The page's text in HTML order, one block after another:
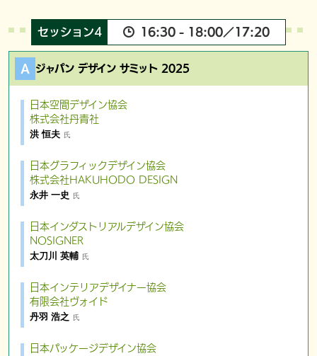
セッション4 16:30 - 18:00／17:20
ジャパン デザイン サミット 2025
日本空間デザイン協会
株式会社丹青社
洪 恒夫 氏
日本グラフィックデザイン協会
株式会社HAKUHODO DESIGN
永井 一史
氏
日本インダストリアルデザイン協会
NOSIGNER
太刀川 英輔 氏
日本インテリアデザイナー協会
有限会社ヴォイド
丹羽 浩之
氏
日本パッケージデザイン協会